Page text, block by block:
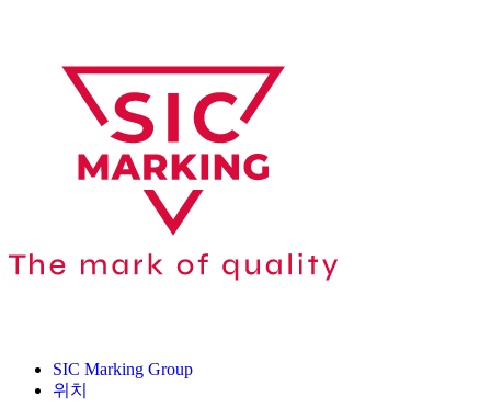
SIC Marking Group
위치